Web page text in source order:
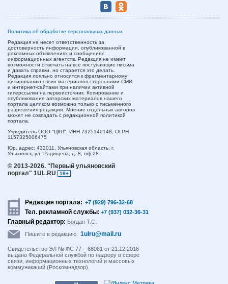
Политика об обработке персональных данных
Редакция не несет ответственность за
достоверность информации, опубликованной в
рекламных объявлениях и сообщениях
информационных агентств. Редакция не имеет
возможности отвечать на все поступающие письма
и давать справки, но старается это делать.
Редакция лояльно относится к фрагментарному
цитированию своих материалов сторонними СМИ
и интернет-сайтами при наличии активной
гиперссылки на первоисточник. Копирование и
опубликование авторских материалов нашего
портала целиком возможно только с письменного
разрешения редакции. Мнение отдельных авторов
может не совпадать с редакционной политикой
портала.
Учредитель ООО "ЦКП". ИНН 7325140148, ОГРН
1157325006475
Юр. адрес: 432011, Ульяновская область, г.
Ульяновск, ул. Радищева, д. 8, оф.28
© 2013-2026. "Первый ульяновский
портал" 1UL.RU
18+
Редакция портала: +7 (929) 796-32-68
Тел. рекламной службы: +7 (937) 032-36-31
Главный редактор: Богдан Т.С.
Пишите в редакцию: 1ulru@mail.ru
Свидетельство ЭЛ № ФС 77 – 68081 от 21.12.2016
выдано Федеральной службой по надзору в сфере
связи, информационных технологий и массовых
коммуникаций (Роскомнадзор).